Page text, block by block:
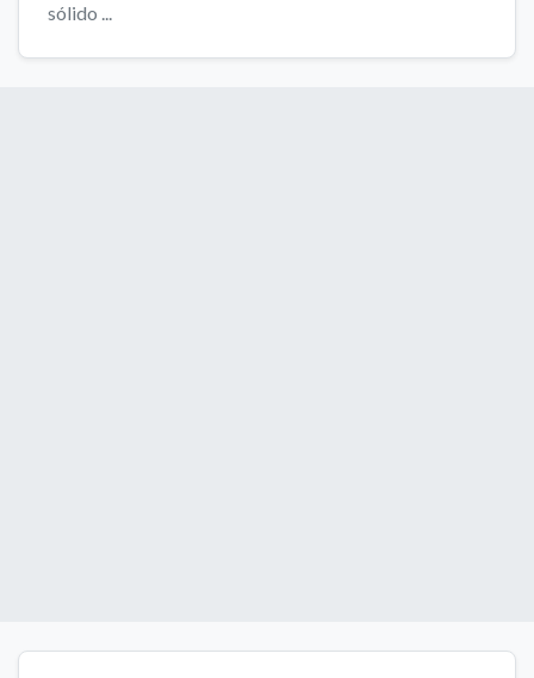
sólido ...